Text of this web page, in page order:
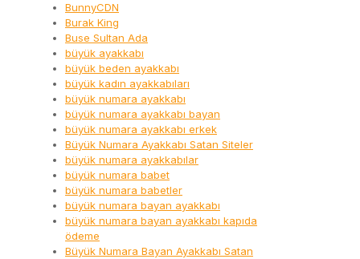
BunnyCDN
Burak King
Buse Sultan Ada
büyük ayakkabı
büyük beden ayakkabı
büyük kadın ayakkabıları
büyük numara ayakkabı
büyük numara ayakkabı bayan
büyük numara ayakkabı erkek
Büyük Numara Ayakkabı Satan Siteler
büyük numara ayakkabılar
büyük numara babet
büyük numara babetler
büyük numara bayan ayakkabı
büyük numara bayan ayakkabı kapıda
ödeme
Büyük Numara Bayan Ayakkabı Satan